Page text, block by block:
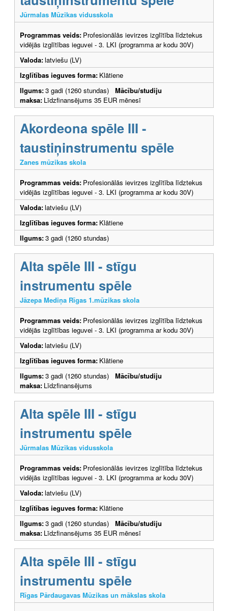
Jūrmalas Mūzikas vidusskola
Programmas veids: Profesionālās ievirzes izglītība līdztekus
vidējās izglītības ieguvei - 3. LKI (programma ar kodu 30V)
Valoda:latviešu (LV)
Izglītības ieguves forma: Klātiene
Ilgums:3 gadi (1260 stundas) Mācību/studiju
maksa: Līdzfinansējums 35 EUR mēnesī
Akordeona spēle III -
taustiņinstrumentu spēle
Zanes mūzikas skola
Programmas veids: Profesionālās ievirzes izglītība līdztekus
vidējās izglītības ieguvei - 3. LKI (programma ar kodu 30V)
Valoda:latviešu (LV)
Izglītības ieguves forma: Klātiene
Ilgums:3 gadi (1260 stundas)
Alta spēle III - stīgu
instrumentu spēle
Jāzepa Mediņa Rīgas 1.mūzikas skola
Programmas veids: Profesionālās ievirzes izglītība līdztekus
vidējās izglītības ieguvei - 3. LKI (programma ar kodu 30V)
Valoda:latviešu (LV)
Izglītības ieguves forma: Klātiene
Ilgums:3 gadi (1260 stundas) Mācību/studiju
maksa: Līdzfinansējums
Alta spēle III - stīgu
instrumentu spēle
Jūrmalas Mūzikas vidusskola
Programmas veids: Profesionālās ievirzes izglītība līdztekus
vidējās izglītības ieguvei - 3. LKI (programma ar kodu 30V)
Valoda:latviešu (LV)
Izglītības ieguves forma: Klātiene
Ilgums:3 gadi (1260 stundas) Mācību/studiju
maksa: Līdzfinansējums 35 EUR mēnesī
Alta spēle III - stīgu
instrumentu spēle
Rīgas Pārdaugavas Mūzikas un mākslas skola